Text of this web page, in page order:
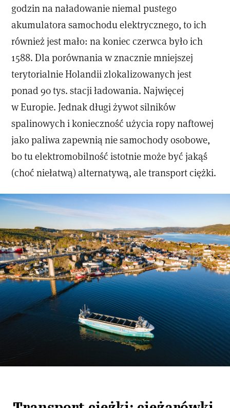
godzin na naładowanie niemal pustego
akumulatora samochodu elektrycznego, to ich
również jest mało: na koniec czerwca było ich
1588. Dla porównania w znacznie mniejszej
terytorialnie Holandii zlokalizowanych jest
ponad 90 tys. stacji ładowania. Najwięcej
w Europie. Jednak długi żywot silników
spalinowych i konieczność użycia ropy naftowej
jako paliwa zapewnią nie samochody osobowe,
bo tu elektromobilność istotnie może być jakąś
(choć niełatwą) alternatywą, ale transport ciężki.